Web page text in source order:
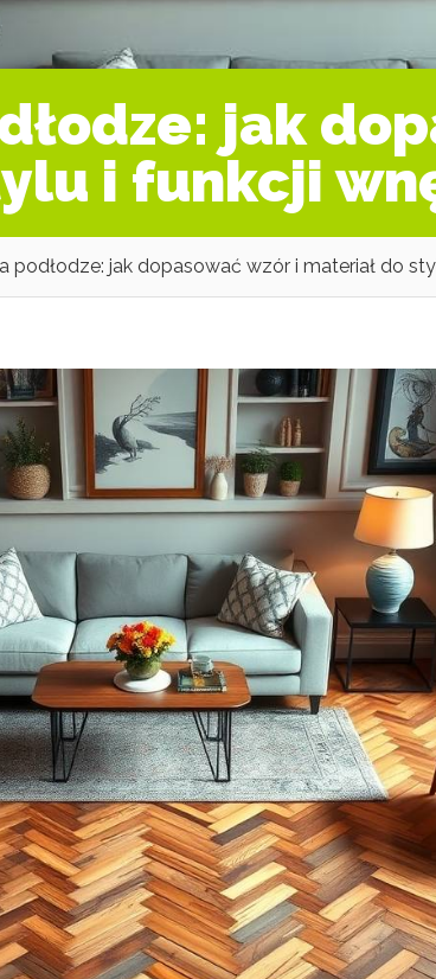
jak
i funkcji
podłodze: jak dopasować wzór i materiał do